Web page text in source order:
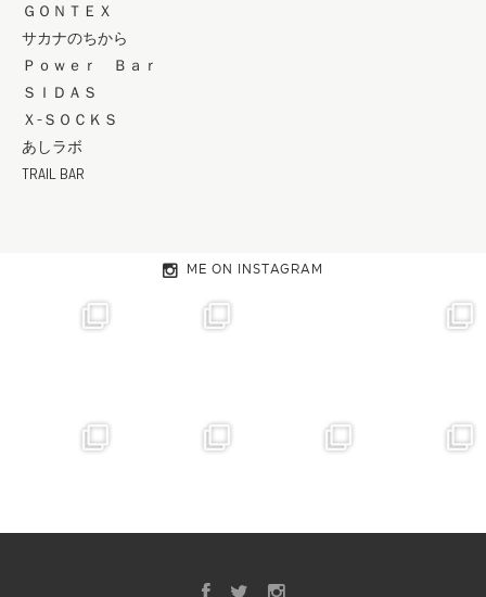
ＧＯＮＴＥＸ
サカナのちから
Ｐｏｗｅｒ Ｂａｒ
ＳＩＤＡＳ
Ｘ-ＳＯＣＫＳ
あしラボ
TRAIL BAR
ME ON INSTAGRAM